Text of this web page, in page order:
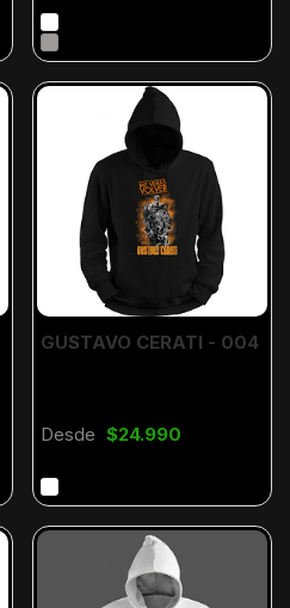
GUSTAVO CERATI - 004
Desde $24.990